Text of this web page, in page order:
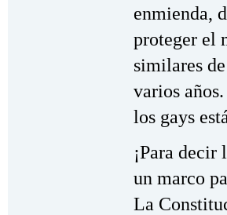
enmienda,
proteger el
similares
varios
los gays
¡Para
un marco
La